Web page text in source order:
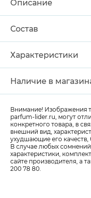
Описание
Состав
Характеристики
Наличие в
Внимание! Изображения
parfum-lider.ru, могут
конкретного товара, в
внешний вид,
ухудшающие его качеств,
В случае любых
характеристики,
сайте производителя, а
200 78 80.